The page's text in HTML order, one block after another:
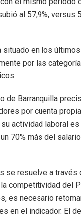
al 57,9%, versus
situado en los
por las
de Barranquilla
por cuenta
actividad laboral
70% más del
se resuelve a través
competitividad del
es necesario
en el indicador. El